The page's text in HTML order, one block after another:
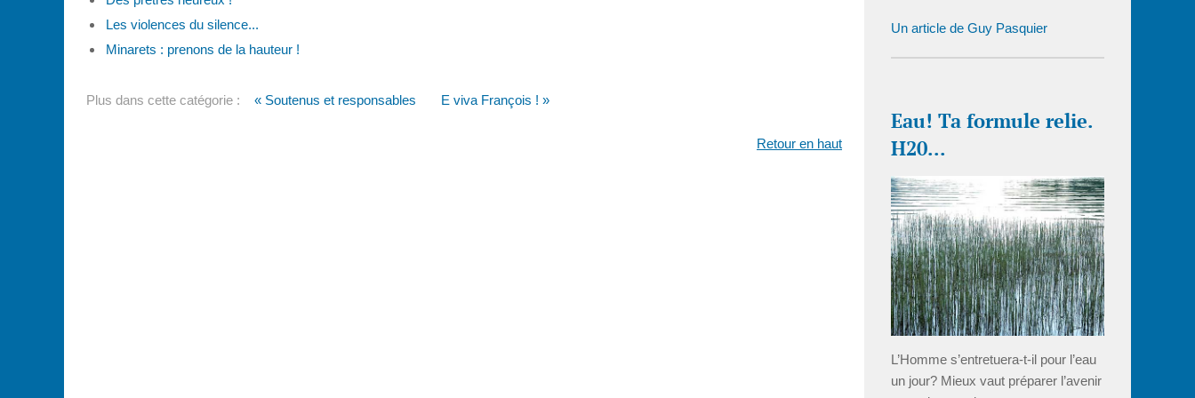
Les violences du silence...
Minarets : prenons de la hauteur !
Plus dans cette catégorie : « Soutenus et responsables E viva François ! »
Retour en haut
Un article de Guy Pasquier
Eau! Ta formule relie.
H20...
L’Homme s’entretuera-t-il pour l’eau
un jour? Mieux vaut préparer l’avenir